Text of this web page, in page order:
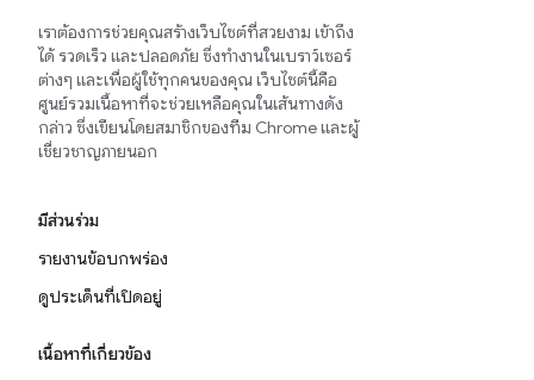
เราต้องการช่วยคุณสร้างเว็บไซต์ที่สวยงาม เข้าถึง
ได้ รวดเร็ว และปลอดภัย ซึ่งทำงานในเบราว์เซอร์
ต่างๆ และเพื่อผู้ใช้ทุกคนของคุณ เว็บไซต์นี้คือ
ศูนย์รวมเนื้อหาที่จะช่วยเหลือคุณในเส้นทางดัง
กล่าว ซึ่งเขียนโดยสมาชิกของทีม Chrome และผู้
เชี่ยวชาญภายนอก
มีส่วนร่วม
รายงานข้อบกพร่อง
ดูประเด็นที่เปิดอยู่
เนื้อหาที่เกี่ยวข้อง